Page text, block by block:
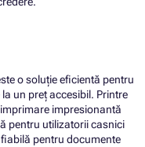
o soluție eficientă pentru
un preț accesibil. Printre
impresionantă
pentru utilizatorii casnici
pentru documente